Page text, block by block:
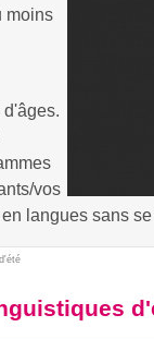
moins
vos
langues sans